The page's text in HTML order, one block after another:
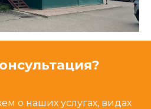
о наших услугах, видах